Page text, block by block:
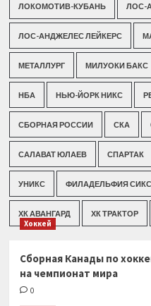
ЛОКОМОТИВ-КУБАНЬ ЛОС-
ЛОС-АНДЖЕЛЕС ЛЕЙКЕРС
МЕТАЛЛУРГ МИЛУОКИ БАКС
НБА НЬЮ-ЙОРК НИКС
СБОРНАЯ РОССИИ СКА
САЛАВАТ ЮЛАЕВ СПАРТАК
УНИКС ФИЛАДЕЛЬФИЯ
ХК АВАНГАРД ХК ТРАКТОР
Хоккей
Сборная Канады по
на чемпионат мира
0